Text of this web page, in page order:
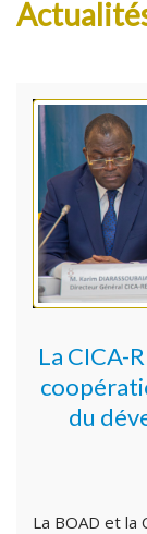
La CICA-
du
La BOAD et la